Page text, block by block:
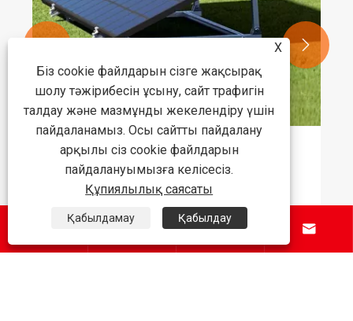
Балконның PV кронштейні күн
энергиясын орнату тиімділігі мен
қауіпсіздігін қалай жақсартады?
Қосымша көру >>

  
X
Біз cookie файлдарын сізге жақсырақ
шолу тәжірибесін ұсыну, сайт трафигін
талдау және мазмұнды жекелендіру үшін
пайдаланамыз. Осы сайтты пайдалану
арқылы сіз cookie файлдарын
пайдалануымызға келісесіз.
Құпиялылық саясаты
Қабылдамау Қабылдау